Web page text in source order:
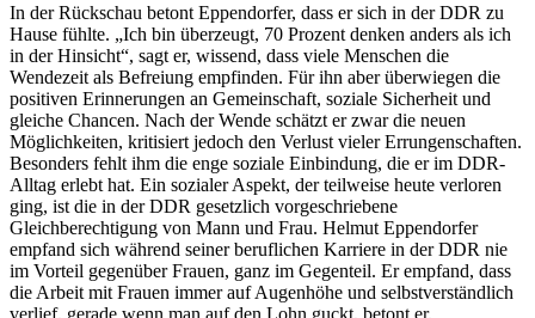
In der Rückschau betont Eppendorfer, dass er sich in der DDR zu
Hause fühlte. „Ich bin überzeugt, 70 Prozent denken anders als ich
in der Hinsicht“, sagt er, wissend, dass viele Menschen die
Wendezeit als Befreiung empfinden. Für ihn aber überwiegen die
positiven Erinnerungen an Gemeinschaft, soziale Sicherheit und
gleiche Chancen. Nach der Wende schätzt er zwar die neuen
Möglichkeiten, kritisiert jedoch den Verlust vieler Errungenschaften.
Besonders fehlt ihm die enge soziale Einbindung, die er im DDR-
Alltag erlebt hat. Ein sozialer Aspekt, der teilweise heute verloren
ging, ist die in der DDR gesetzlich vorgeschriebene
Gleichberechtigung von Mann und Frau. Helmut Eppendorfer
empfand sich während seiner beruflichen Karriere in der DDR nie
im Vorteil gegenüber Frauen, ganz im Gegenteil. Er empfand, dass
die Arbeit mit Frauen immer auf Augenhöhe und selbstverständlich
verlief, gerade wenn man auf den Lohn guckt, betont er.